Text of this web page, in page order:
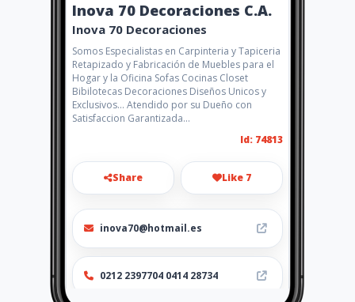
Inova 70 Decoraciones C.A.
Inova 70 Decoraciones
Somos Especialistas en Carpinteria y Tapiceria
Retapizado y Fabricación de Muebles para el
Hogar y la Oficina Sofas Cocinas Closet
Bibilotecas Decoraciones Diseños Unicos y
Exclusivos... Atendido por su Dueño con
Satisfaccion Garantizada...
Id: 74813
Share Like 7
inova70@hotmail.es
0212 2397704 0414 28734